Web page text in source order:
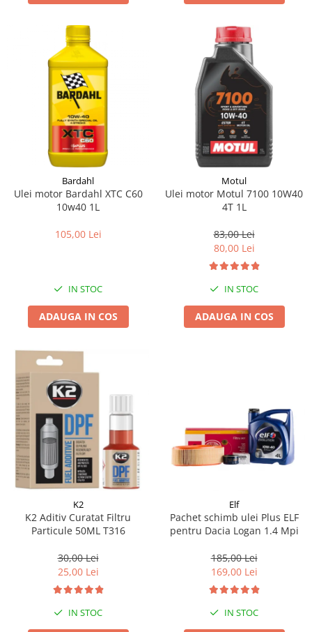
Bardahl
Ulei motor Bardahl XTC C60
10w40 1L
105,00 Lei
IN STOC
ADAUGA IN COS
Motul
Ulei motor Motul 7100 10W40
4T 1L
83,00 Lei
80,00 Lei
IN STOC
ADAUGA IN COS
K2
K2 Aditiv Curatat Filtru
Particule 50ML T316
30,00 Lei
25,00 Lei
IN STOC
Elf
Pachet schimb ulei Plus ELF
pentru Dacia Logan 1.4 Mpi
185,00 Lei
169,00 Lei
IN STOC